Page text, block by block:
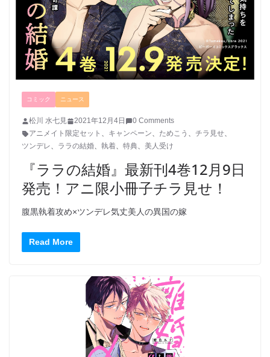
コミック ニュース
松川 水七見 2021年12月4日
0 Comments
アニメイト限定セット 、 キャンペーン、 ためこう 、 チラ見せ、
ツンデレ、 ララの結婚、 執着、 特典、 美人受け
『ララの結婚』最新刊4巻12月9日
発売！アニ限小冊子チラ見せ！
腹黒執着攻め×ツンデレ気丈美人の異国の嫁
Read More